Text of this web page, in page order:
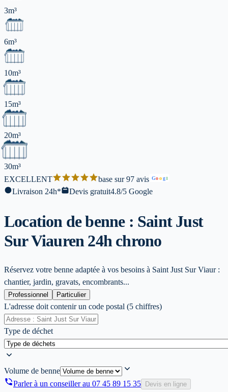
3m³
6m³
10m³
15m³
20m³
30m³
EXCELLENT
base sur 97 avis Goog l
Livraison 24h* Devis gratuit4.8/5 Google
Location de benne : Saint Just
Sur Viauren 24h chrono
Réservez votre benne adaptée à vos besoins à Saint Just Sur Viaur :
chantier, jardin, gravats, encombrants...
Professionnel Particulier
L'adresse doit contenir un code postal (5 chiffres)
Type de déchet
Volume de benne
Parler à un conseiller au 07 45 89 15 35 Devis en ligne